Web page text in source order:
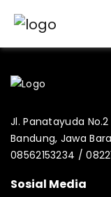
Jl. Panatayuda
Bandung, Jawa
08562153234 /
Sosial Media